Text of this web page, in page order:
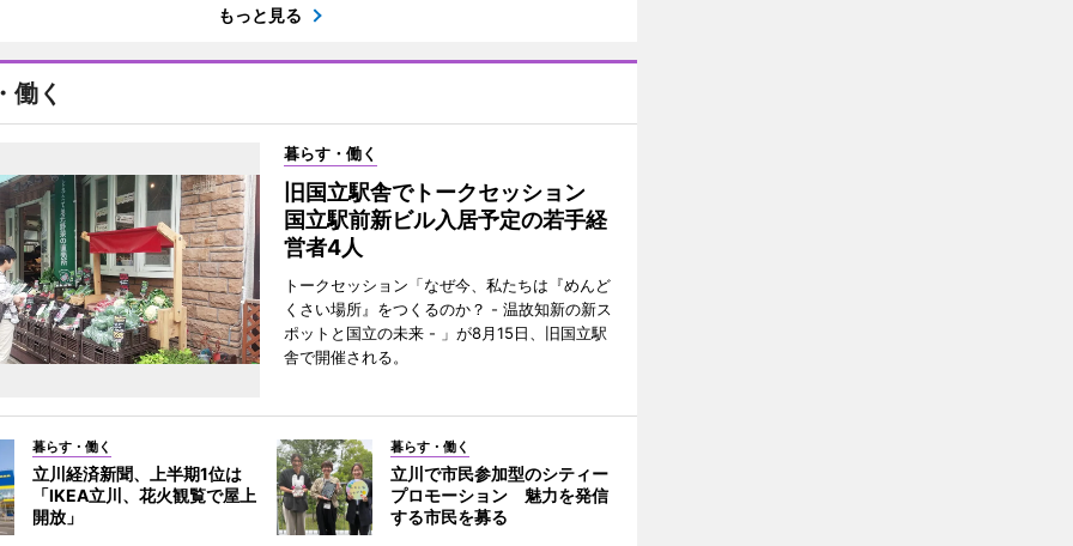
もっと見る
働く
暮らす・働く
旧国立駅舎でトークセッション
国立駅前新ビル入居予定の若手経
営者4人
トークセッション「なぜ今、私たちは『めんど
くさい場所』をつくるのか？ - 温故知新の新ス
ポットと国立の未来 - 」が8月15日、旧国立駅
舎で開催される。
暮らす・働く
立川経済新聞、上半期1位は
「IKEA立川、花火観覧で屋上
開放」
暮らす・働く
立川で市民参加型のシティー
プロモーション 魅力を発信
する市民を募る